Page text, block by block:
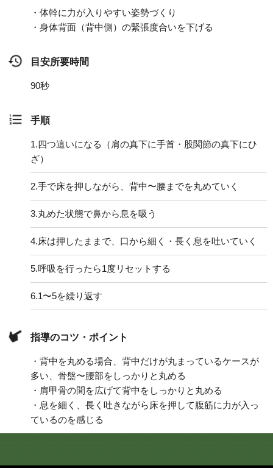
・体幹に力が入りやすい姿勢づくり
・身体背面（背中側）の緊張度合いを下げる
目安所要時間
90秒
手順
1.四つ這いになる（肩の真下に手首・股関節の真下にひ
ざ）
2.手で床を押しながら、背中〜腰までを丸めていく
3.丸めた状態で鼻から息を吸う
4.床は押したままで、口から細く・長く息を吐いていく
5.呼吸を行ったら1度リセットする
6.1〜5を繰り返す
指導のコツ・ポイント
・背中を丸める場合、背中だけが丸まっているケースが
多い、骨盤〜腰部をしっかりと丸める
・肩甲骨の間を広げて背中をしっかりと丸める
・息を細く、長く吐きながら床を押して腹筋に力が入っ
ているのを感じる